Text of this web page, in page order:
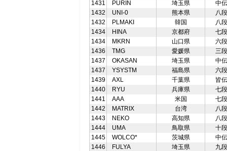
1431
PURIN 埼玉県
中伝
1432
UNI-0 熊本県
八段
1432
PLMAKI 韓国
八段
1434
HINA 京都府
七段
1434
MKRN 山口県
六段
1436
TMG 愛媛県
三段
1437
OKASAN 埼玉県
中伝
1437
YSYSTM 福島県
六段
1439
AXL 千葉県
皆伝
1440
RYU 兵庫県
七段
1441
AAA 米国
七段
1442
MATRIX 台湾
八段
1443
NEKO 高知県
八段
1444
UMA 鳥取県
十段
1445
WOLCO* 茨城県
中伝
1446
FULYA 埼玉県
九段